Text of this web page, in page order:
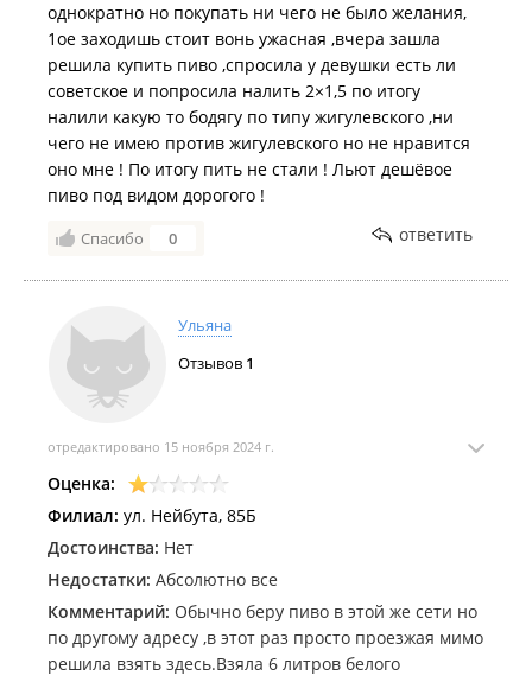
однократно но покупать ни чего не было желания,
1ое заходишь стоит вонь ужасная ,вчера зашла
решила купить пиво ,спросила у девушки есть ли
советское и попросила налить 2×1,5 по итогу
налили какую то бодягу по типу жигулевского ,ни
чего не имею против жигулевского но не нравится
оно мне ! По итогу пить не стали ! Льют дешёвое
пиво под видом дорогого !
Спасибо 0 ответить
Ульяна
Отзывов 1
отредактировано 15 ноября 2024 г.
Оценка:
Филиал: ул. Нейбута, 85Б
Достоинства: Нет
Недостатки: Абсолютно все
Комментарий: Обычно беру пиво в этой же сети но
по другому адресу ,в этот раз просто проезжая мимо
решила взять здесь.Взяла 6 литров белого